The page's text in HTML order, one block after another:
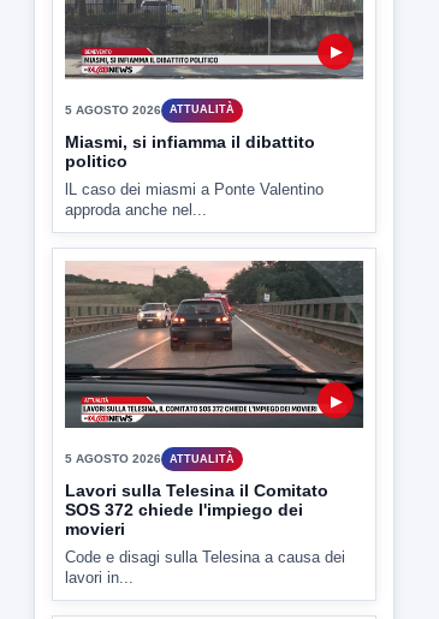
5 AGOSTO 2026 ATTUALITÀ
Miasmi, si infiamma il dibattito
politico
lL caso dei miasmi a Ponte Valentino
approda anche nel...
5 AGOSTO 2026 ATTUALITÀ
Lavori sulla Telesina il Comitato
SOS 372 chiede l'impiego dei
Code e disagi sulla Telesina a causa dei
lavori in...